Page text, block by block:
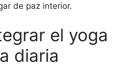
de paz interior.
el yoga
diaria